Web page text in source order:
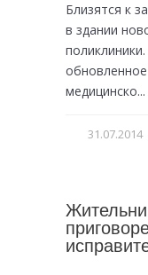
Близятся к
в здании
медицинско...
31.07.2014